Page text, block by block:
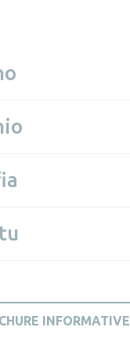
INFORMATIVE